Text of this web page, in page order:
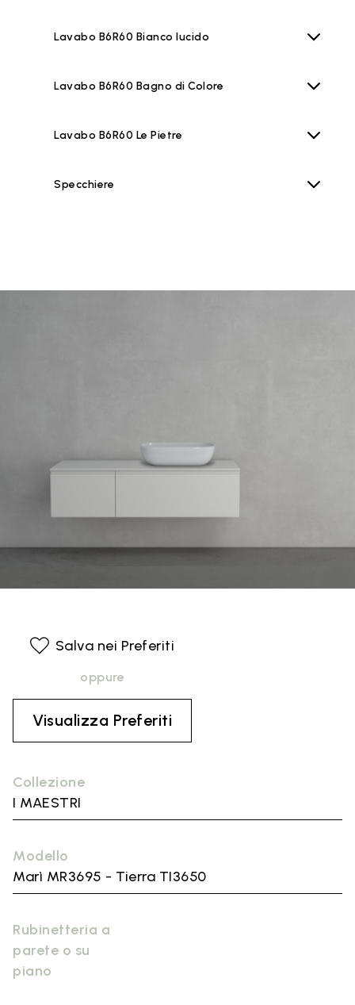
Lavabo B6R60 Bianco lucido
Lavabo B6R60 Bagno di Colore
Lavabo B6R60 Le Pietre
Specchiere
Collezione
I MAESTRI
Modello
Marì MR3695 - Tierra TI3650
Rubinetteria a
parete o su
piano
Salva nei Preferiti
oppure
Visualizza Preferiti